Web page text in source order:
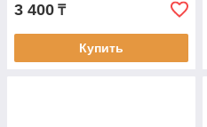
3 400 ₸
Купить